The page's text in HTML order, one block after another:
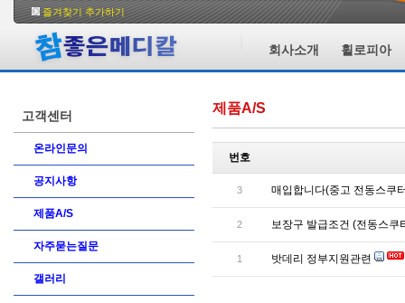
즐겨찾기 추가하기
회사소개 휠로피아
고객센터
온라인문의
공지사항
제품A/S
자주묻는질문
갤러리
제품A/S
번호
3 매입합니다(중고 전동스쿠
2 보장구 발급조건 (전동스
1 밧데리 정부지원관련